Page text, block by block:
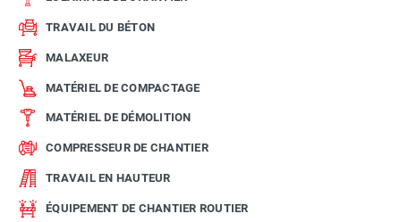
TRAVAIL DU BÉTON
MALAXEUR
MATÉRIEL DE COMPACTAGE
MATÉRIEL DE DÉMOLITION
COMPRESSEUR DE CHANTIER
TRAVAIL EN HAUTEUR
ÉQUIPEMENT DE CHANTIER ROUTIER